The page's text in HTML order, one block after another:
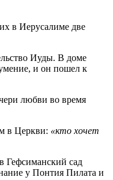
в Иерусалиме две
Иуды. В доме
и он пошел к
любви во время
в Церкви: «кто хочет
Гефсиманский сад
у Понтия Пилата и